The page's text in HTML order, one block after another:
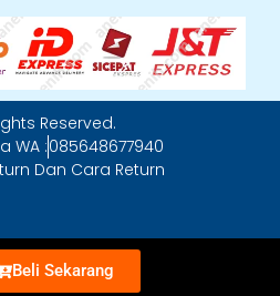
Beli Sekarang
Reserved.
WA :085648677940
Dan Cara Return